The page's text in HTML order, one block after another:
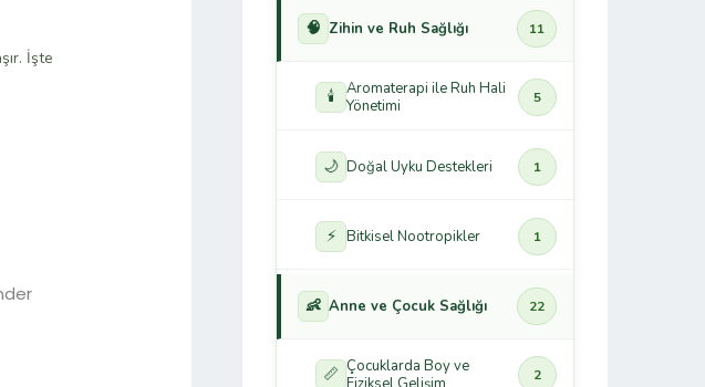
İşte
🧠 Zihin ve Ruh Sağlığı 11
🕯️
Aromaterapi ile Ruh Hali
Yönetimi
5
🌙 Doğal Uyku Destekleri 1
⚡ Bitkisel Nootropikler 1
👶 Anne ve Çocuk Sağlığı 22
📏 Çocuklarda Boy ve
2